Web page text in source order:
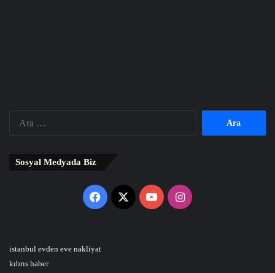
Sosyal Medyada Biz
Facebook
X YouTubeInstagram
istanbul evden eve nakliyat
kıbrıs haber